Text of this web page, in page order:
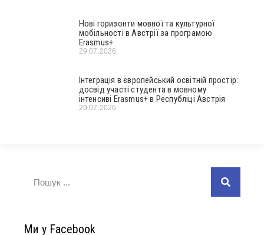
Нові горизонти мовної та культурної
мобільності в Австрії за програмою
Erasmus+
29.07.2026
Інтеграція в європейський освітній простір:
досвід участі студента в мовному
інтенсиві Erasmus+ в Республіці Австрія
29.07.2026
Ми у Facebook